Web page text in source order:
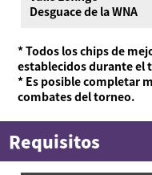
Desguace de la WNA
* Todos los chips de
establecidos durante el
* Es posible completar
combates del torneo.
Requisitos